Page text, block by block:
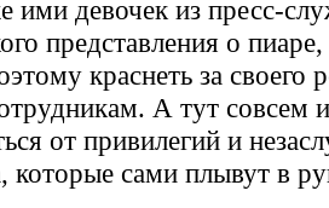
ими девочек из пресс-
представления о
краснеть за своего
А тут совсем
от привилегий и
которые сами плывут в